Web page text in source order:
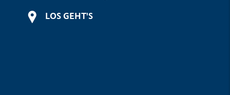
LOS GEHT'S